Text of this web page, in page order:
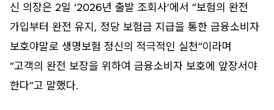
신 의장은 2일 ‘2026년 출발 조회사’에서 “보험의 완전
가입부터 완전 유지, 정당 보험금 지급을 통한 금융소비자
보호야말로 생명보험 정신의 적극적인 실천”이라며
“고객의 완전 보장을 위하여 금융소비자 보호에 앞장서야
한다”고 말했다.